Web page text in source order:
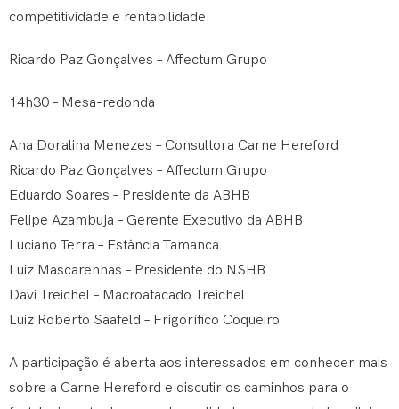
competitividade e rentabilidade.
Ricardo Paz Gonçalves – Affectum Grupo
14h30 – Mesa-redonda
Ana Doralina Menezes – Consultora Carne Hereford
Ricardo Paz Gonçalves – Affectum Grupo
Eduardo Soares – Presidente da ABHB
Felipe Azambuja – Gerente Executivo da ABHB
Luciano Terra – Estância Tamanca
Luiz Mascarenhas – Presidente do NSHB
Davi Treichel – Macroatacado Treichel
Luiz Roberto Saafeld – Frigorífico Coqueiro
A participação é aberta aos interessados em conhecer mais
sobre a Carne Hereford e discutir os caminhos para o